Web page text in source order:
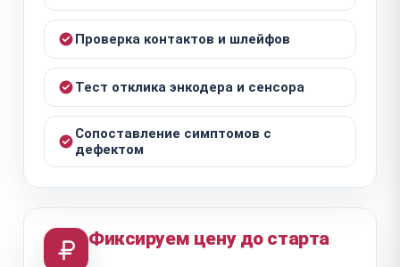
Проверка контактов и шлейфов
Тест отклика энкодера и сенсора
Сопоставление симптомов с
дефектом
Фиксируем цену до старта